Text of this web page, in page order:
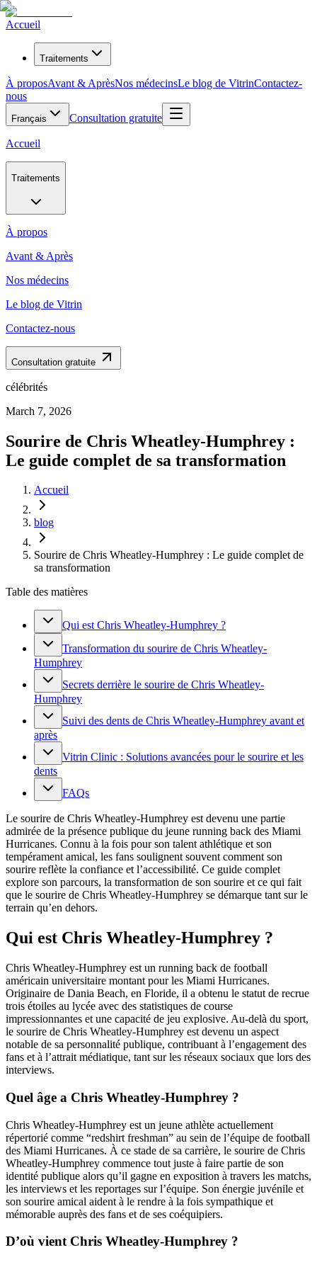
Accueil
Traitements
À proposAvant & AprèsNos médecinsLe blog de VitrinContactez-
nous
Français Consultation gratuite
Accueil
Traitements
À propos
Avant & Après
Nos médecins
Le blog de Vitrin
Contactez-nous
Consultation gratuite
célébrités
March 7, 2026
Sourire de Chris Wheatley‑Humphrey :
Le guide complet de sa transformation
Accueil
blog
Sourire de Chris Wheatley‑Humphrey : Le guide complet de
sa transformation
Table des matières
Qui est Chris Wheatley-Humphrey ?
Transformation du sourire de Chris Wheatley-
Humphrey
Secrets derrière le sourire de Chris Wheatley-
Humphrey
Suivi des dents de Chris Wheatley-Humphrey avant et
après
Vitrin Clinic : Solutions avancées pour le sourire et les
dents
FAQs
Le sourire de Chris Wheatley-Humphrey est devenu une partie
admirée de la présence publique du jeune running back des Miami
Hurricanes. Connu à la fois pour son talent athlétique et son
tempérament amical, les fans soulignent souvent comment son
sourire reflète la confiance et l’accessibilité. Ce guide complet
explore son parcours, la transformation de son sourire et ce qui fait
que le sourire de Chris Wheatley-Humphrey se démarque tant sur le
terrain qu’en dehors.
Qui est Chris Wheatley-Humphrey ?
Chris Wheatley-Humphrey est un running back de football
américain universitaire montant pour les Miami Hurricanes.
Originaire de Dania Beach, en Floride, il a obtenu le statut de recrue
trois étoiles au lycée avec des statistiques de course
impressionnantes et une capacité de jeu explosive. Au-delà du sport,
le sourire de Chris Wheatley-Humphrey est devenu un aspect
notable de sa personnalité publique, contribuant à l’engagement des
fans et à l’attrait médiatique, tant sur les réseaux sociaux que lors des
interviews.
Quel âge a Chris Wheatley-Humphrey ?
Chris Wheatley-Humphrey est un jeune athlète actuellement
répertorié comme “redshirt freshman” au sein de l’équipe de football
des Miami Hurricanes. À ce stade de sa carrière, le sourire de Chris
Wheatley-Humphrey commence tout juste à faire partie de son
identité publique alors qu’il gagne en exposition à travers les matchs,
les interviews et les reportages sur l’équipe. Son énergie juvénile et
son sourire amical aident à le rendre à la fois sympathique et
mémorable auprès des fans et de ses coéquipiers.
D’où vient Chris Wheatley-Humphrey ?